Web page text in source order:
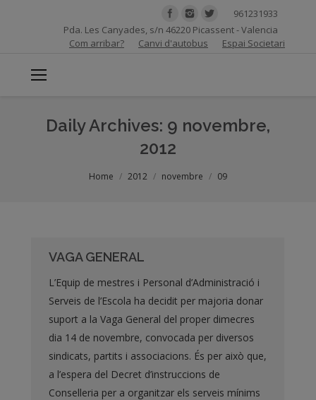
961231933
Pda. Les Canyades, s/n 46220 Picassent - Valencia
Com arribar?
Canvi d'autobus Espai Societari
Daily Archives: 9 novembre,
2012
You are here:Home 2012 novembre 09
VAGA GENERAL
L’Equip de mestres i Personal d’Administració i
Serveis de l’Escola ha decidit per majoria donar
suport a la Vaga General del proper dimecres
dia 14 de novembre, convocada per diversos
sindicats, partits i associacions. És per això que,
a l’espera del Decret d’instruccions de
Conselleria per a organitzar els serveis mínims